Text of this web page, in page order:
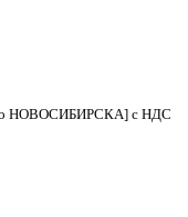
НОВОСИБИРСКА] с НДС